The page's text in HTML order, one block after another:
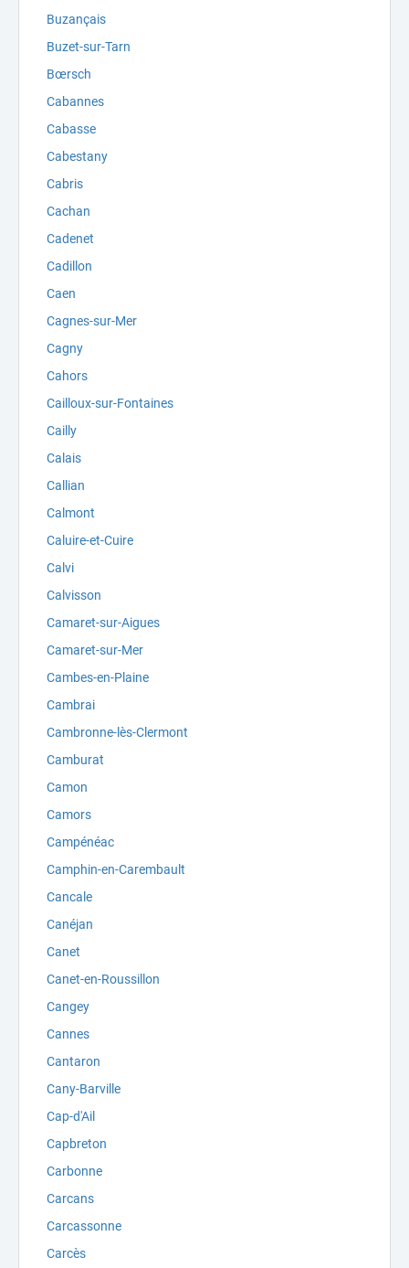
Buzançais
Buzet-sur-Tarn
Bœrsch
Cabannes
Cabasse
Cabestany
Cabris
Cachan
Cadenet
Cadillon
Caen
Cagnes-sur-Mer
Cagny
Cahors
Cailloux-sur-Fontaines
Cailly
Calais
Callian
Calmont
Caluire-et-Cuire
Calvi
Calvisson
Camaret-sur-Aigues
Camaret-sur-Mer
Cambes-en-Plaine
Cambrai
Cambronne-lès-Clermont
Camburat
Camon
Camors
Campénéac
Camphin-en-Carembault
Cancale
Canéjan
Canet
Canet-en-Roussillon
Cangey
Cannes
Cantaron
Cany-Barville
Cap-d'Ail
Capbreton
Carbonne
Carcans
Carcassonne
Carcès